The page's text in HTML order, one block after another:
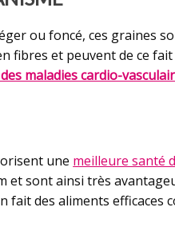
ou foncé, ces graines
fibres et peuvent de ce
maladies cardio-
une meilleure santé
et sont ainsi très
fait des aliments efficaces